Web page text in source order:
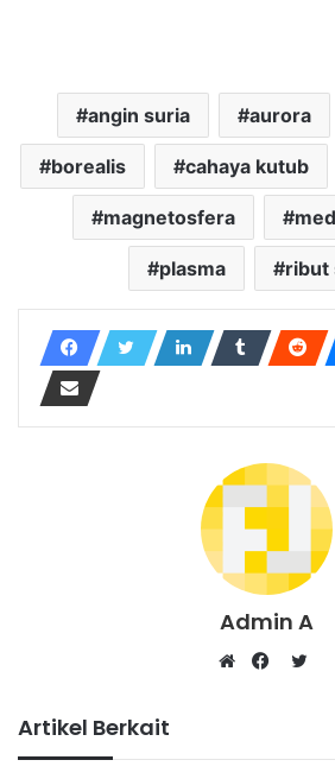
angin suria aurora
borealis cahaya kutub
magnetosfera
plasma ribut
Admin A
Artikel Berkait